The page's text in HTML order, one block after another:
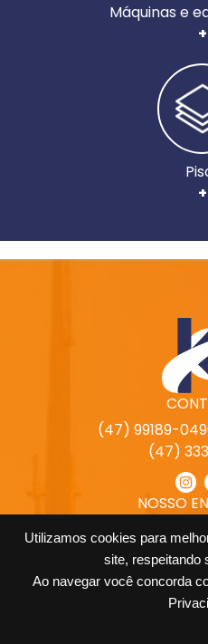
Utilizamos cookies para
site, respeitando
Ao navegar você concorda
Máquinas e
+
+
(47) 99189-
(47)
NOSSO
Rua Artur
Passo Manso,
CEP
Abrir